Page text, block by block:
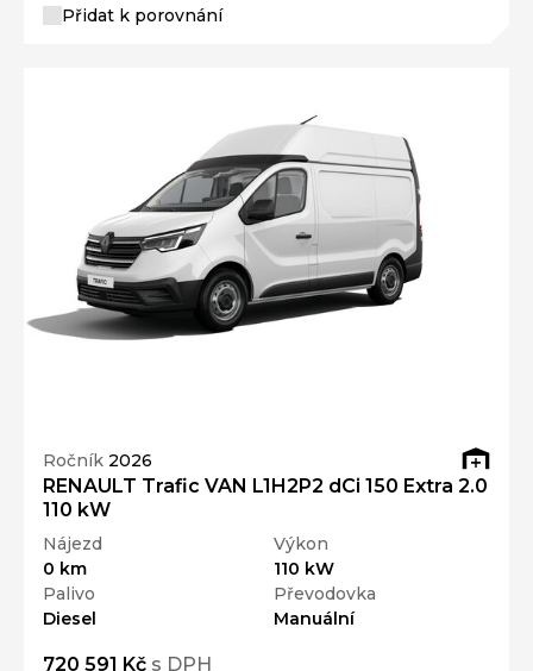
Přidat k porovnání
Ročník 2026
RENAULT Trafic VAN L1H2P2 dCi 150 Extra 2.0
110 kW
Nájezd
0 km
Výkon
110 kW
Palivo
Diesel
Převodovka
Manuální
720 591 Kč s DPH